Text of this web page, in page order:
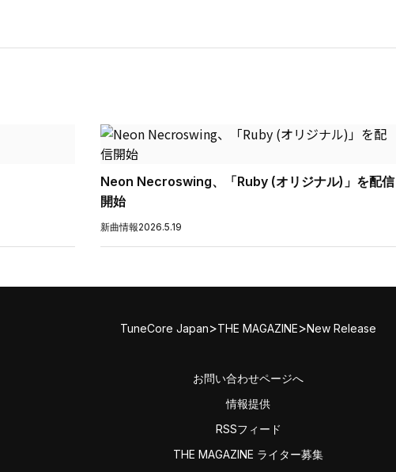
Neon Necroswing、「Ruby (オリジナル)」を配信
開始
新曲情報2026.5.19
TuneCore Japan>THE MAGAZINE>New Release
お問い合わせページへ
情報提供
RSSフィード
THE MAGAZINE ライター募集